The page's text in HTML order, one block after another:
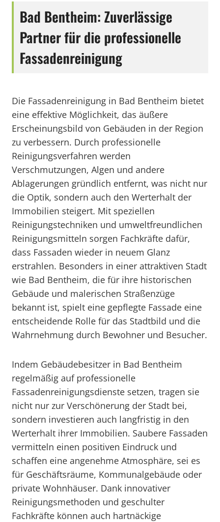
Bad Bentheim: Zuverlässige
Partner für die professionelle
Fassadenreinigung
Die Fassadenreinigung in Bad Bentheim bietet
eine effektive Möglichkeit, das äußere
Erscheinungsbild von Gebäuden in der Region
zu verbessern. Durch professionelle
Reinigungsverfahren werden
Verschmutzungen, Algen und andere
Ablagerungen gründlich entfernt, was nicht nur
die Optik, sondern auch den Werterhalt der
Immobilien steigert. Mit speziellen
Reinigungstechniken und umweltfreundlichen
Reinigungsmitteln sorgen Fachkräfte dafür,
dass Fassaden wieder in neuem Glanz
erstrahlen. Besonders in einer attraktiven Stadt
wie Bad Bentheim, die für ihre historischen
Gebäude und malerischen Straßenzüge
bekannt ist, spielt eine gepflegte Fassade eine
entscheidende Rolle für das Stadtbild und die
Wahrnehmung durch Bewohner und Besucher.
Indem Gebäudebesitzer in Bad Bentheim
regelmäßig auf professionelle
Fassadenreinigungsdienste setzen, tragen sie
nicht nur zur Verschönerung der Stadt bei,
sondern investieren auch langfristig in den
Werterhalt ihrer Immobilien. Saubere Fassaden
vermitteln einen positiven Eindruck und
schaffen eine angenehme Atmosphäre, sei es
für Geschäftsräume, Kommunalgebäude oder
private Wohnhäuser. Dank innovativer
Reinigungsmethoden und geschulter
Fachkräfte können auch hartnäckige